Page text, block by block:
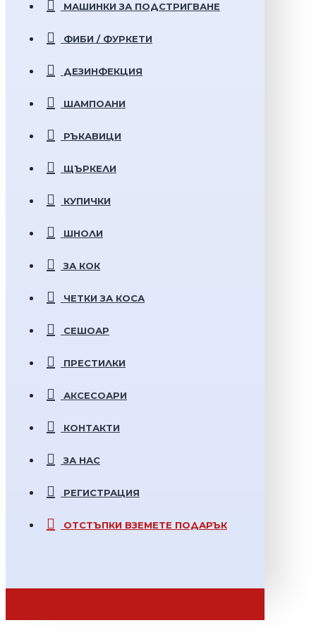
МАШИНКИ ЗА ПОДСТРИГВАНЕ
ФИБИ / ФУРКЕТИ
ДЕЗИНФЕКЦИЯ
ШАМПОАНИ
РЪКАВИЦИ
ЩЪРКЕЛИ
КУПИЧКИ
ШНОЛИ
ЗА КОК
ЧЕТКИ ЗА КОСА
СЕШОАР
ПРЕСТИЛКИ
АКСЕСОАРИ
КОНТАКТИ
ЗА НАС
РЕГИСТРАЦИЯ
ОТСТЪПКИ ВЗЕМЕТЕ ПОДАРЪК